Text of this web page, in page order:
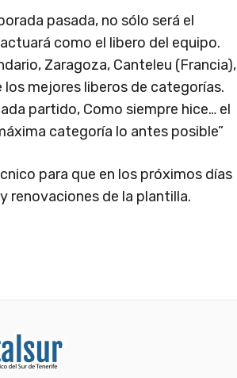
pasada, no sólo será el
como el libero del equipo.
Zaragoza, Canteleu (Francia),
mejores liberos de categorías.
partido, Como siempre hice… el
categoría lo antes posible”
para que en los próximos días
renovaciones de la plantilla.